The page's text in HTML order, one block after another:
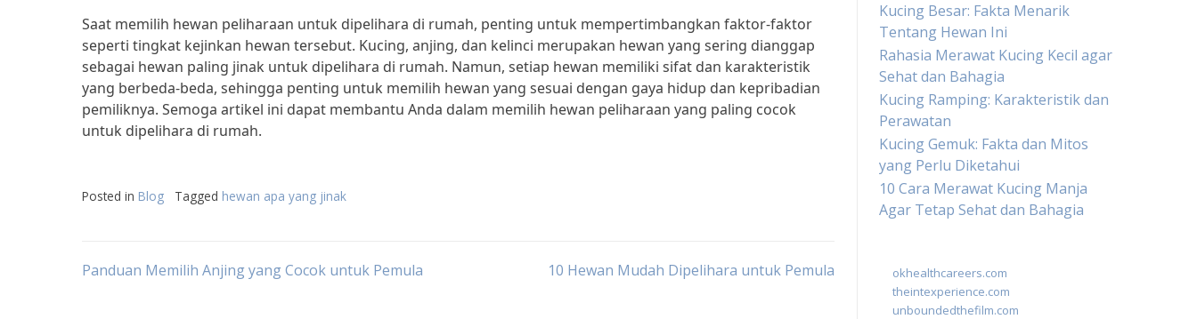
Saat memilih hewan peliharaan untuk dipelihara di rumah, penting untuk mempertimbangkan faktor-faktor
seperti tingkat kejinkan hewan tersebut. Kucing, anjing, dan kelinci merupakan hewan yang sering dianggap
sebagai hewan paling jinak untuk dipelihara di rumah. Namun, setiap hewan memiliki sifat dan karakteristik
yang berbeda-beda, sehingga penting untuk memilih hewan yang sesuai dengan gaya hidup dan kepribadian
pemiliknya. Semoga artikel ini dapat membantu Anda dalam memilih hewan peliharaan yang paling cocok
untuk dipelihara di rumah.
Posted in Blog Tagged hewan apa yang jinak
Post
Panduan Memilih Anjing yang Cocok untuk Pemula 10 Hewan Mudah Dipelihara untuk Pemula
Kucing Besar: Fakta Menarik
Tentang Hewan Ini
Rahasia Merawat Kucing Kecil agar
Sehat dan Bahagia
Kucing Ramping: Karakteristik dan
Perawatan
Kucing Gemuk: Fakta dan Mitos
yang Perlu Diketahui
10 Cara Merawat Kucing Manja
Agar Tetap Sehat dan Bahagia
okhealthcareers.com
theintexperience.com
unboundedthefilm.com